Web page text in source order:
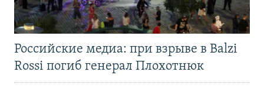
Российские медиа: при взрыве в Balzi
Rossi погиб генерал Плохотнюк